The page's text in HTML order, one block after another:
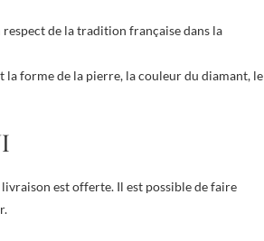
de la tradition française dans la
la forme de la pierre, la couleur du diamant, le
est offerte. Il est possible de faire